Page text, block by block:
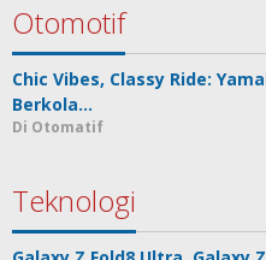
Otomotif
Chic Vibes, Classy Ride:
Berkola…
Di Otomatif
Teknologi